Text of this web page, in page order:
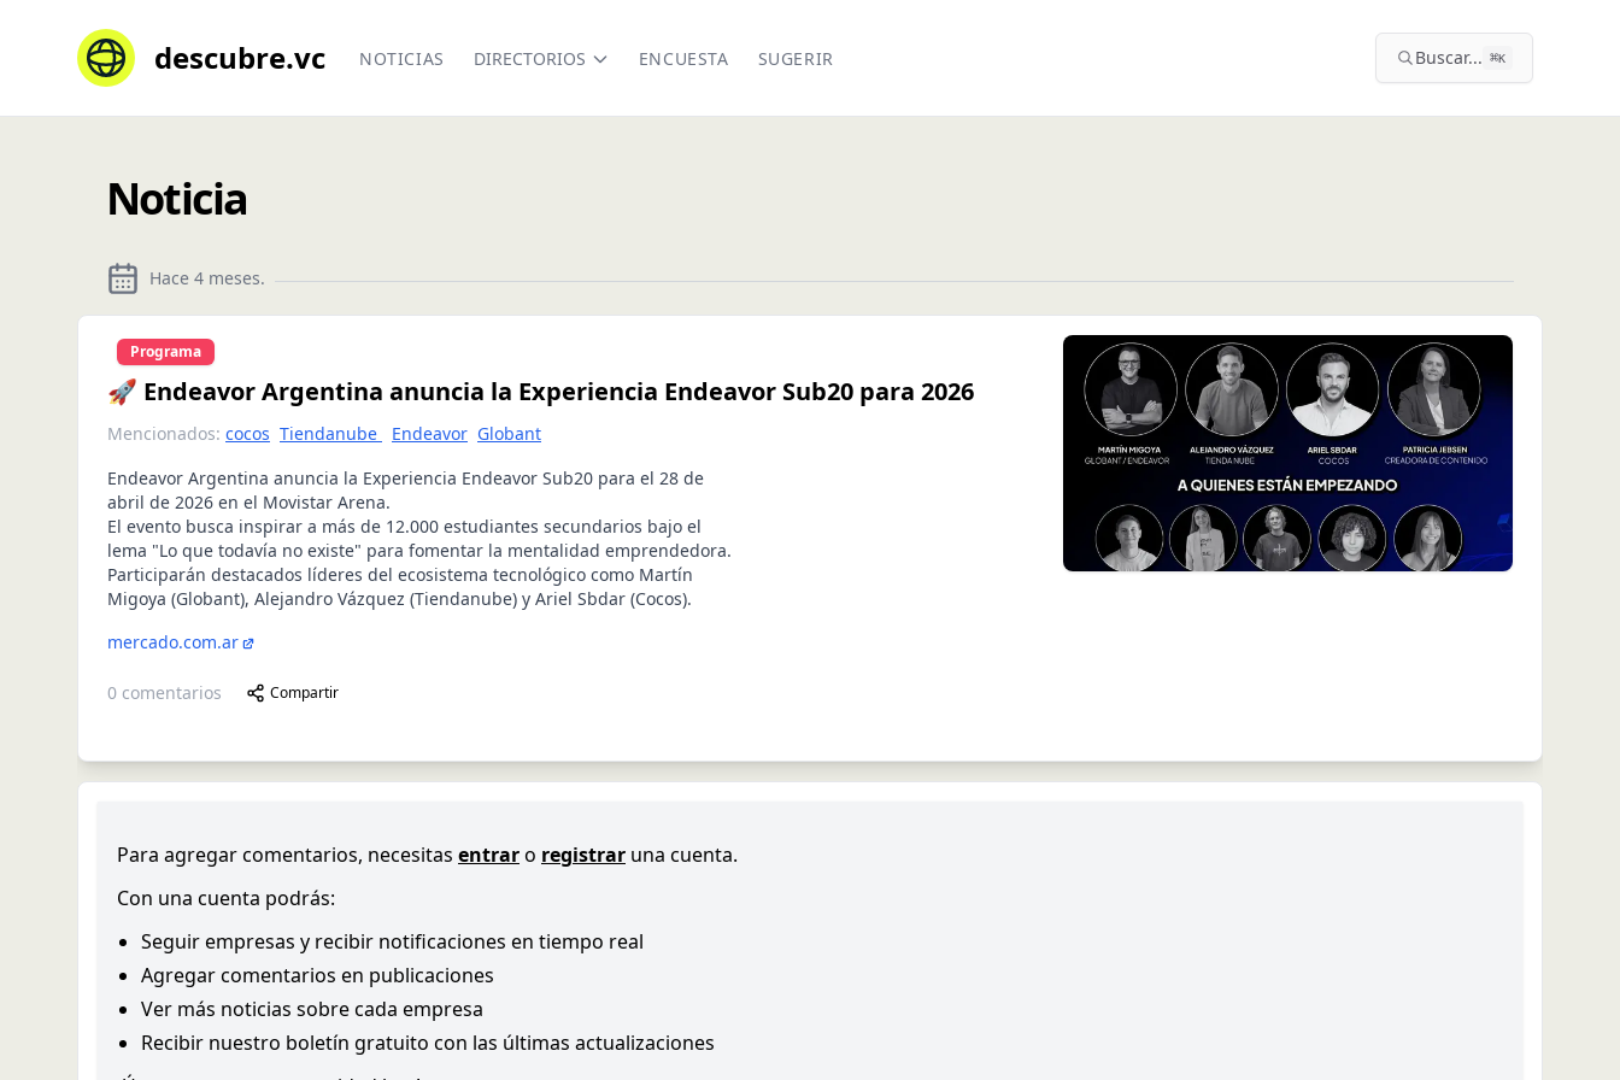
descubre.vc NOTICIAS DIRECTORIOS ENCUESTA SUGERIR Buscar... ⌘K
Noticia
Hace 4 meses.
Programa
🚀 Endeavor Argentina anuncia la Experiencia Endeavor Sub20 para 2026
Mencionados: cocos Tiendanube Endeavor Globant
Endeavor Argentina anuncia la Experiencia Endeavor Sub20 para el 28 de
abril de 2026 en el Movistar Arena.
El evento busca inspirar a más de 12.000 estudiantes secundarios bajo el
lema "Lo que todavía no existe" para fomentar la mentalidad emprendedora.
Participarán destacados líderes del ecosistema tecnológico como Martín
Migoya (Globant), Alejandro Vázquez (Tiendanube) y Ariel Sbdar (Cocos).
mercado.com.ar
0 comentarios Compartir
Para agregar comentarios, necesitas entraro registrar una cuenta.
Con una cuenta podrás:
Seguir empresas y recibir notificaciones en tiempo real
Agregar comentarios en publicaciones
Ver más noticias sobre cada empresa
Recibir nuestro boletín gratuito con las últimas actualizaciones